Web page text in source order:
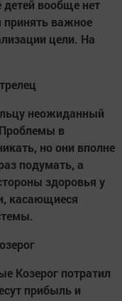
детей вообще нет
принять важное
цели. На
неожиданный
в
но они вполне
подумать, а
здоровья у
касающиеся
Козерог потратил
прибыль и